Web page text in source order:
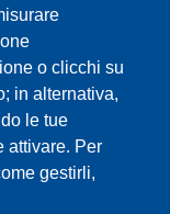
o clicchi su
in alternativa,
le tue
attivare. Per
gestirli,
Matematiche